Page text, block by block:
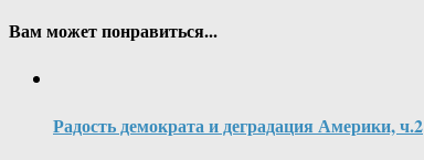
Вам может понравиться...
Радость демократа и деградация Америки, ч.2